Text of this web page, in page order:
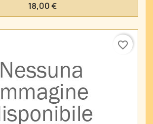
18,00 €
favorite_border